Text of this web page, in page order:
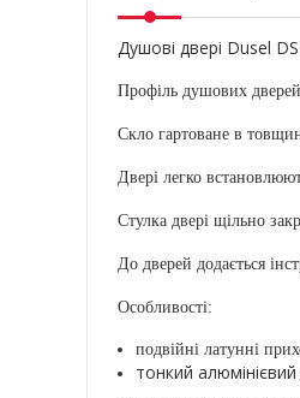
Душові двері Dusel
Профіль душових
Скло гартоване в
Двері легко
Стулка двері щільно
До дверей додається
Особливості:
подвійні латунні
тонкий